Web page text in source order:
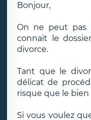
Bonjour,
On ne peut pas
connait le
divorce.
Tant que le
délicat de
risque que le
Si vous voulez